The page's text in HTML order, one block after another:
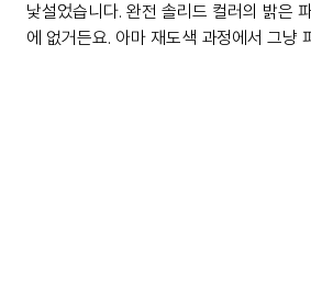
낯설었습니다. 완전 솔리드 컬러의 밝은
에 없거든요. 아마 재도색 과정에서 그냥